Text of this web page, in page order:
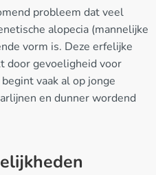
probleem dat veel
alopecia (mannelijke
vorm is. Deze erfelijke
door gevoeligheid voor
vaak al op jonge
en dunner wordend